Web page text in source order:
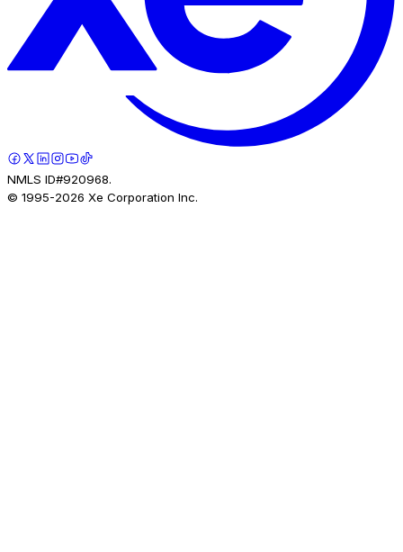
NMLS ID#920968.
© 1995-2026 Xe Corporation Inc.